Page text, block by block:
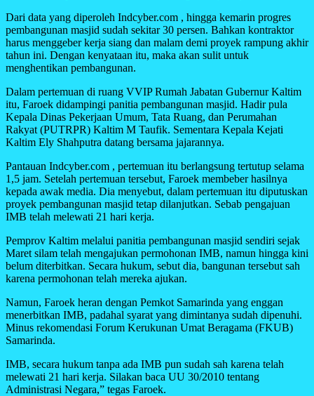
Dari data yang diperoleh Indcyber.com , hingga kemarin progres
pembangunan masjid sudah sekitar 30 persen. Bahkan kontraktor
harus menggeber kerja siang dan malam demi proyek rampung akhir
tahun ini. Dengan kenyataan itu, maka akan sulit untuk
menghentikan pembangunan.
Dalam pertemuan di ruang VVIP Rumah Jabatan Gubernur Kaltim
itu, Faroek didampingi panitia pembangunan masjid. Hadir pula
Kepala Dinas Pekerjaan Umum, Tata Ruang, dan Perumahan
Rakyat (PUTRPR) Kaltim M Taufik. Sementara Kepala Kejati
Kaltim Ely Shahputra datang bersama jajarannya.
Pantauan Indcyber.com , pertemuan itu berlangsung tertutup selama
1,5 jam. Setelah pertemuan tersebut, Faroek membeber hasilnya
kepada awak media. Dia menyebut, dalam pertemuan itu diputuskan
proyek pembangunan masjid tetap dilanjutkan. Sebab pengajuan
IMB telah melewati 21 hari kerja.
Pemprov Kaltim melalui panitia pembangunan masjid sendiri sejak
Maret silam telah mengajukan permohonan IMB, namun hingga kini
belum diterbitkan. Secara hukum, sebut dia, bangunan tersebut sah
karena permohonan telah mereka ajukan.
Namun, Faroek heran dengan Pemkot Samarinda yang enggan
menerbitkan IMB, padahal syarat yang dimintanya sudah dipenuhi.
Minus rekomendasi Forum Kerukunan Umat Beragama (FKUB)
Samarinda.
IMB, secara hukum tanpa ada IMB pun sudah sah karena telah
melewati 21 hari kerja. Silakan baca UU 30/2010 tentang
Administrasi Negara,” tegas Faroek.